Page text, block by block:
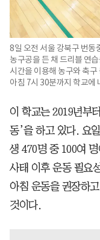
8일 오전 서울 강북구 번동
농구공을 든 채 드리블 연
시간을 이용해 농구와 축
아침 7시 30분까지 학교에
이 학교는 2019년부
동’을 하고 있다. 요
생 470명 중 100여
사태 이후 운동 필요
아침 운동을 권장하
것이다.